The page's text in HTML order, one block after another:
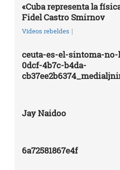
«Cuba representa la
Fidel Castro Smirnov
Vídeos rebeldes |
ceuta-es-el-sintoma-
0dcf-4b7c-b4da-
Jay Naidoo
6a72581867e4f